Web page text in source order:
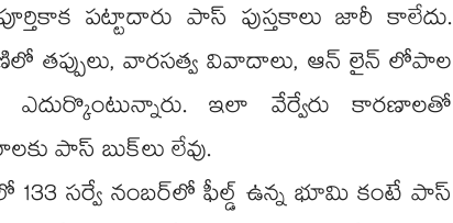
పట్టాదారు పాస్‌‌ పుస్తకాలు జారీ కాలేదు.
తప్పులు, వారసత్వ వివాదాలు, ఆన్ లైన్ లోపాల
ఎదుర్కొంటున్నారు. ఇలా వేర్వేరు కారణాలతో
పాస్ బుక్‌‌లు లేవు.
133 సర్వే నంబర్‌‌‌‌లో ఫీల్డ్ ఉన్న భూమి కంటే పాస్